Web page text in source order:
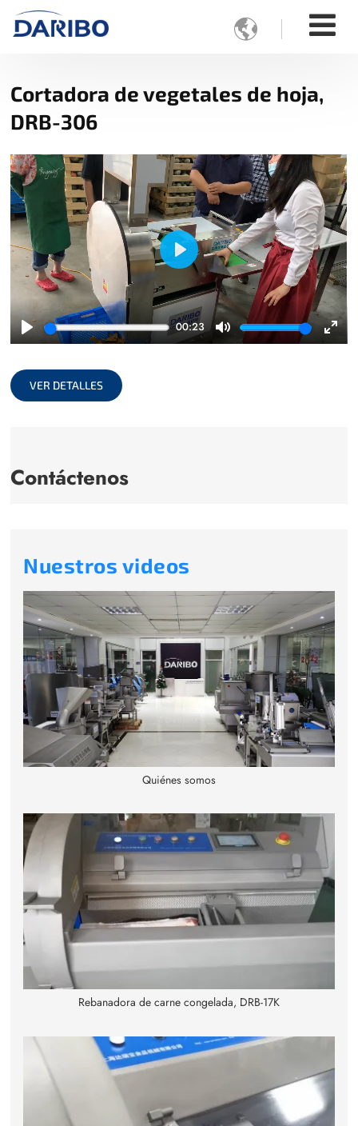

Cortadora de vegetales de hoja,
DRB-306
Play
00:23
Mute
Play
VER DETALLES
Contáctenos
Nuestros videos
Quiénes somos
Rebanadora de carne congelada, DRB-17K